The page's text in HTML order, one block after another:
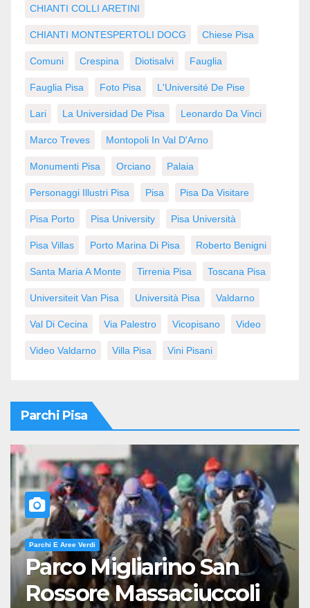
CHIANTI COLLI ARETINI
CHIANTI MONTESPERTOLI DOCG Chiese Pisa
Comuni Crespina Diotisalvi Fauglia
Fauglia Pisa Foto Pisa L'Université De Pise
Lari La Universidad De Pisa Leonardo Da Vinci
Marco Treves Montopoli In Val D'Arno
Monumenti Pisa Orciano Palaia
Personaggi Illustri Pisa Pisa Pisa Da Visitare
Pisa Porto Pisa University Pisa Università
Pisa Villas Porto Marina Di Pisa Roberto Benigni
Santa Maria A Monte Tirrenia Pisa Toscana Pisa
Universiteit Van Pisa Università Pisa Valdarno
Val Di Cecina Via Palestro Vicopisano Video
Video Valdarno Villa Pisa Vini Pisani
Parchi Pisa
Parchi E Aree Verdi
Parco Migliarino San
Rossore Massaciuccoli